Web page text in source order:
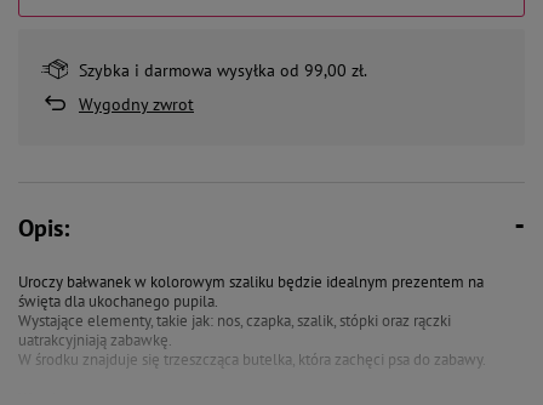
Szybka i darmowa wysyłka od 99,00 zł.
Wygodny zwrot
Opis:
Uroczy bałwanek w kolorowym szaliku będzie idealnym prezentem na
święta dla ukochanego pupila.
Wystające elementy, takie jak: nos, czapka, szalik, stópki oraz rączki
uatrakcyjniają zabawkę.
W środku znajduje się trzeszcząca butelka, która zachęci psa do zabawy.